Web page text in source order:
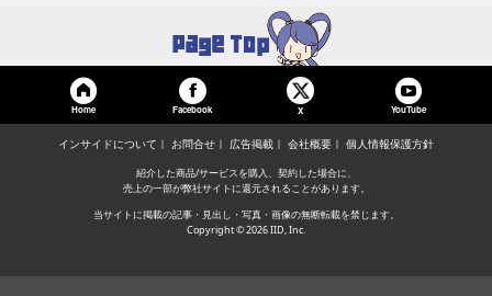
Home Facebook X YouTube
インサイドについて お問合せ 広告掲載 会社概要 個人情報保護方針
紹介した商品/サービスを購入、契約した場合に、
売上の一部が弊社サイトに還元されることがあります。
当サイトに掲載の記事・見出し・写真・画像の無断転載を禁じます。
Copyright © 2026 IID, Inc.